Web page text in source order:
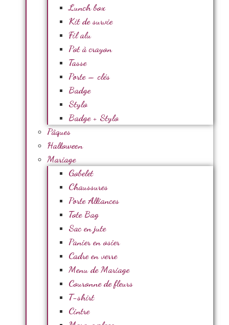
Lunch box
Kit de survie
Fil alu
Pot à crayon
Tasse
Porte – clés
Badge
Stylo
Badge + Stylo
Pâques
Halloween
Mariage
Gobelet
Chaussures
Porte Alliances
Tote Bag
Sac en jute
Panier en osier
Cadre en verre
Menu de Mariage
Couronne de fleurs
T-shirt
Cintre